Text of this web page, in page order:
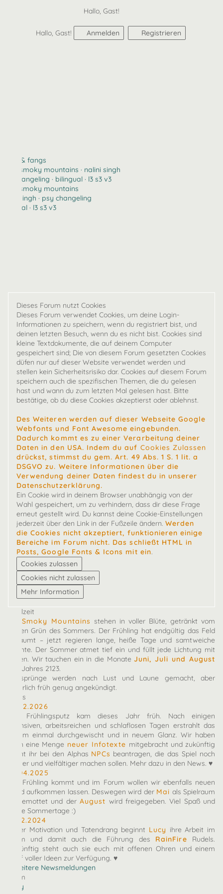
Hallo, Gast!
Hallo, Gast! Anmelden Registrieren
claws & fangs
2123 · smoky mountains · nalini singh
psy changeling · bilingual · l3 s3 v3
2123 · smoky mountains
nalini singh · psy changeling
bilingual · l3 s3 v3
Dieses Forum nutzt Cookies
Dieses Forum verwendet Cookies, um deine Login-
Informationen zu speichern, wenn du registriert bist, und
deinen letzten Besuch, wenn du es nicht bist. Cookies sind
kleine Textdokumente, die auf deinem Computer
gespeichert sind; Die von diesem Forum gesetzten Cookies
düfen nur auf dieser Website verwendet werden und
stellen kein Sicherheitsrisiko dar. Cookies auf diesem Forum
speichern auch die spezifischen Themen, die du gelesen
hast und wann du zum letzten Mal gelesen hast. Bitte
bestätige, ob du diese Cookies akzeptierst oder ablehnst.
Des Weiteren werden auf dieser Webseite Google
Webfonts und Font Awesome eingebunden.
Dadurch kommt es zu einer Verarbeitung deiner
Daten in den USA. Indem du auf Cookies Zulassen
drückst, stimmst du gem. Art. 49 Abs. 1 S. 1 lit. a
DSGVO zu. Weitere Informationen über die
Verwendung deiner Daten findest du in unserer
Datenschutzerklärung.
Ein Cookie wird in deinem Browser unabhängig von der
Wahl gespeichert, um zu verhindern, dass dir diese Frage
erneut gestellt wird. Du kannst deine Cookie-Einstellungen
jederzeit über den Link in der Fußzeile ändern. Werden
die Cookies nicht akzeptiert, funktionieren einige
Bereiche im Forum nicht. Das schließt HTML in
Posts, Google Fonts & Icons mit ein.
Spielzeit
DieSmoky Mountains stehen in voller Blüte, getränkt vom
satten Grün des Sommers. Der Frühling hat endgültig das Feld
geräumt – jetzt regieren lange, heiße Tage und samtweiche
Nächte. Der Sommer atmet tief ein und füllt jede Lichtung mit
Leben. Wir tauchen ein in die MonateJuni, Juli und August
des Jahres 2123.
Zeitsprünge werden nach Lust und Laune gemacht, aber
natürlich früh genug angekündigt.
News
10.02.2026
Der Frühlingsputz kam dieses Jahr früh. Nach einigen
intensiven, arbeitsreichen und schlaflosen Tagen erstrahlt das
Forum einmal durchgewischt und in neuem Glanz. Wir haben
euch eine Menge neuer Infotexte mitgebracht und zukünftig
könnt ihr bei den Alphas NPCs beantragen, die das Spiel noch
bunter und vielfältiger machen sollen. Mehr dazu in den News. ♥
27.04.2025
Der Frühling kommt und im Forum wollen wir ebenfalls neuen
Wind aufkommen lassen. Deswegen wird der Mai als Spielraum
eingemottet und derAugust wird freigegeben. Viel Spaß und
heiße Sommertage :)
07.12.2024
Voller Motivation und Tatendrang beginnt Lucy ihre Arbeit im
Team und damit auch die Führung des RainFire Rudels.
Zukünftig steht auch sie euch mit offenen Ohren und einem
Kopf voller Ideen zur Verfügung. ♥
» Weitere Newsmeldungen
Team
arby